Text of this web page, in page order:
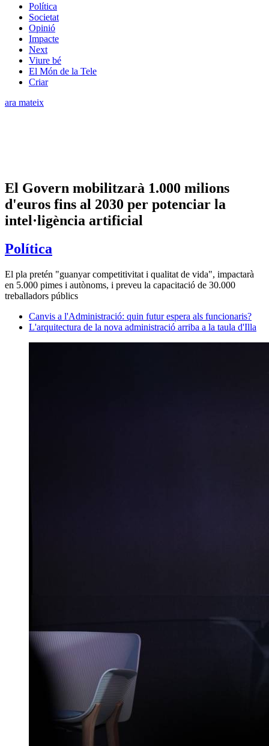
Política
Societat
Opinió
Impacte
Next
Viure bé
El Món de la Tele
Criar
ara mateix
El Govern mobilitzarà 1.000 milions
d'euros fins al 2030 per potenciar la
intel·ligència artificial
Política
El pla pretén "guanyar competitivitat i qualitat de vida", impactarà
en 5.000 pimes i autònoms, i preveu la capacitació de 30.000
treballadors públics
Canvis a l'Administració: quin futur espera als funcionaris?
L'arquitectura de la nova administració arriba a la taula d'Illa